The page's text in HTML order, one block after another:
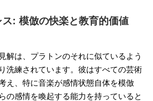
ス: 模倣の快楽と教育的価値
解は、プラトンのそれに似ているよう
洗練されています。彼はすべての芸術
え、特に音楽が感情状態自体を模倣
の感情を喚起する能力を持っていると